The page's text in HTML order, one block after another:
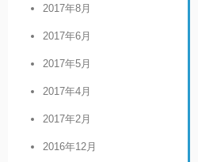
2017年8月
2017年6月
2017年5月
2017年4月
2017年2月
2016年12月